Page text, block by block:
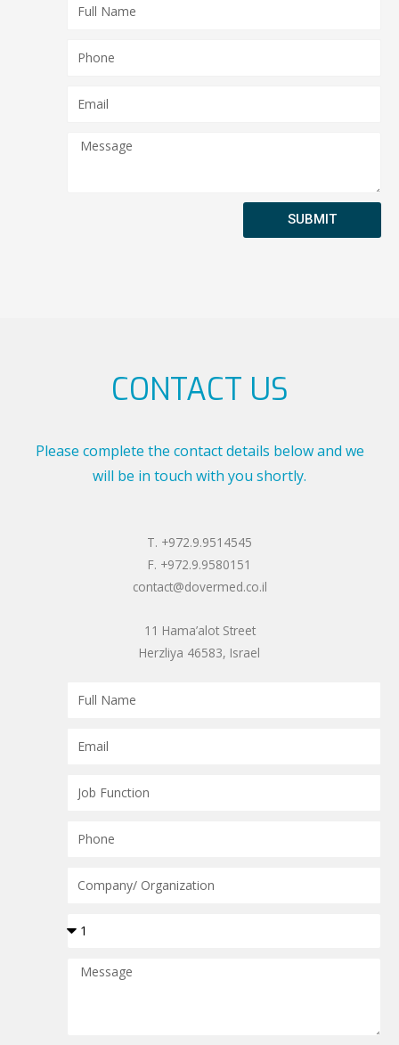
SUBMIT
CONTACT US
Please complete the contact details below and we
will be in touch with you shortly.
T. +972.9.9514545
F. +972.9.9580151
contact@dovermed.co.il
11 Hama’alot Street
Herzliya 46583, Israel